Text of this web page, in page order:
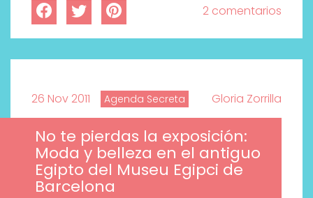
2 comentarios
26 Nov 2011 Agenda Secreta Gloria Zorrilla
No te pierdas la exposición:
Moda y belleza en el antiguo
Egipto del Museu Egipci de
Barcelona